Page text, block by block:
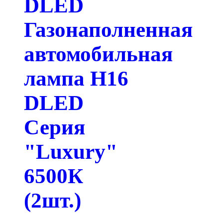
DLED
Газонаполненная
автомобильная
лампа H16
DLED
Серия
"Luxury"
6500К
(2шт.)